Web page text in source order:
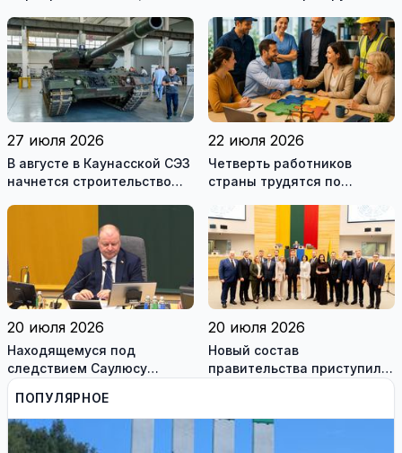
27 июля 2026
В августе в Каунасской СЭЗ
начнется строительство
22 июля 2026
Четверть работников
страны трудятся по
это выгодно и
сотрудникам, и
работодателям
20 июля 2026
Находящемуся под
следствием Саулюсу
Сквернялису временно
разрешили выехать за
границу
20 июля 2026
Новый состав
правительства приступил к
ПОПУЛЯРНОЕ